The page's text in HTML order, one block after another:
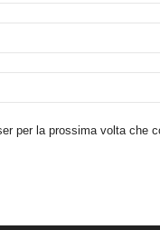
per la prossima volta che